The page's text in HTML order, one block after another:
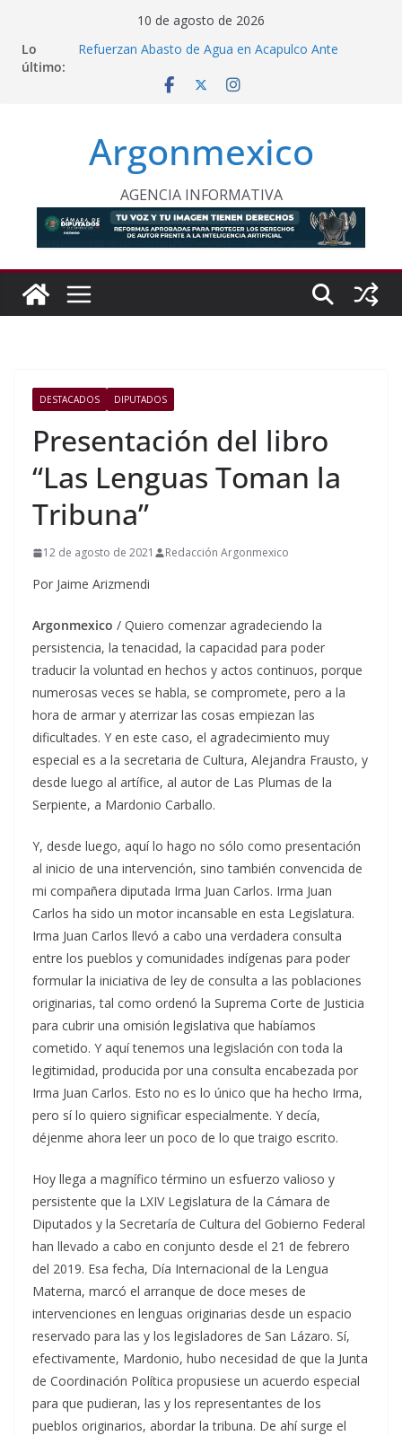
contenido
10 de agosto de 2026
Lo
último:
Refuerzan Abasto de Agua en Acapulco Ante
Morelos Recibe Copa Panamericana de Voleibol
Inaugura Clara Brugada Utopía “Elena Poniatowska
Amor” en Coyoacán
Desde Puebla, Sheinbaum Impulsa Reforestación
Permanente en México
Argonmexico
AGENCIA INFORMATIVA
DESTACADOS DIPUTADOS
Presentación del libro
“Las Lenguas Toman la
Tribuna”
12 de agosto de 2021 Redacción Argonmexico
Por Jaime Arizmendi
Argonmexico / Quiero comenzar agradeciendo la
persistencia, la tenacidad, la capacidad para poder
traducir la voluntad en hechos y actos continuos, porque
numerosas veces se habla, se compromete, pero a la
hora de armar y aterrizar las cosas empiezan las
dificultades. Y en este caso, el agradecimiento muy
especial es a la secretaria de Cultura, Alejandra Frausto, y
desde luego al artífice, al autor de Las Plumas de la
Serpiente, a Mardonio Carballo.
Y, desde luego, aquí lo hago no sólo como presentación
al inicio de una intervención, sino también convencida de
mi compañera diputada Irma Juan Carlos. Irma Juan
Carlos ha sido un motor incansable en esta Legislatura.
Irma Juan Carlos llevó a cabo una verdadera consulta
entre los pueblos y comunidades indígenas para poder
formular la iniciativa de ley de consulta a las poblaciones
originarias, tal como ordenó la Suprema Corte de Justicia
para cubrir una omisión legislativa que habíamos
cometido. Y aquí tenemos una legislación con toda la
legitimidad, producida por una consulta encabezada por
Irma Juan Carlos. Esto no es lo único que ha hecho Irma,
pero sí lo quiero significar especialmente. Y decía,
déjenme ahora leer un poco de lo que traigo escrito.
Hoy llega a magnífico término un esfuerzo valioso y
persistente que la LXIV Legislatura de la Cámara de
Diputados y la Secretaría de Cultura del Gobierno Federal
han llevado a cabo en conjunto desde el 21 de febrero
del 2019. Esa fecha, Día Internacional de la Lengua
Materna, marcó el arranque de doce meses de
intervenciones en lenguas originarias desde un espacio
reservado para las y los legisladores de San Lázaro. Sí,
efectivamente, Mardonio, hubo necesidad de que la Junta
de Coordinación Política propusiese un acuerdo especial
para que pudieran, las y los representantes de los
pueblos originarios, abordar la tribuna. De ahí surge el